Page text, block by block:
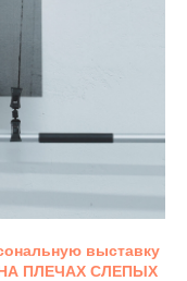
выставку
/ НА ПЛЕЧАХ СЛЕПЫХ